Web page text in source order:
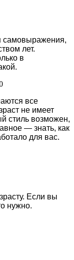
самовыражения,
лет.
в
все
не имеет
стиль возможен,
— знать, как
для вас.
Если вы
нужно.